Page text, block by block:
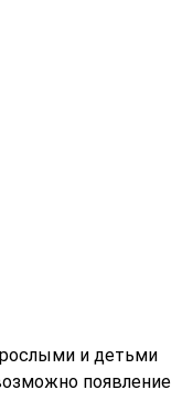
и детьми
появление